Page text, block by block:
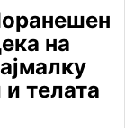
на
телата